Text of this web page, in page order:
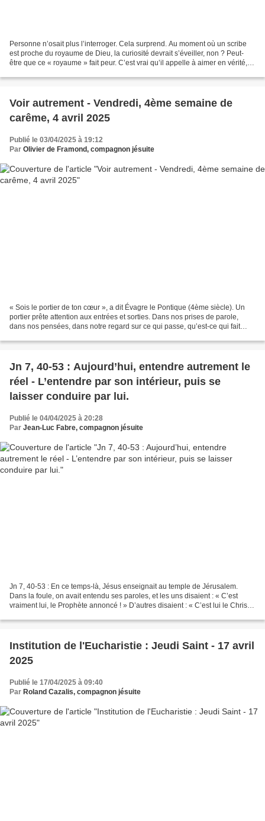
Personne n’osait plus l’interroger. Cela surprend. Au moment où un scribe
est proche du royaume de Dieu, la curiosité devrait s’éveiller, non ? Peut-
être que ce « royaume » fait peur. C’est vrai qu’il appelle à aimer en vérité, à
Voir autrement - Vendredi, 4ème semaine de
carême, 4 avril 2025
Publié le 03/04/2025 à 19:12
Par Olivier de Framond, compagnon jésuite
« Sois le portier de ton cœur », a dit Évagre le Pontique (4ème siècle). Un
portier prête attention aux entrées et sorties. Dans nos prises de parole,
dans nos pensées, dans notre regard sur ce qui passe, qu’est-ce qui fait
Jn 7, 40-53 : Aujourd’hui, entendre autrement le
réel - L’entendre par son intérieur, puis se
laisser conduire par lui.
Publié le 04/04/2025 à 20:28
Par Jean-Luc Fabre, compagnon jésuite
Jn 7, 40-53 : En ce temps-là, Jésus enseignait au temple de Jérusalem.
Dans la foule, on avait entendu ses paroles, et les uns disaient : « C’est
vraiment lui, le Prophète annoncé ! » D’autres disaient : « C’est lui le Christ !
Institution de l'Eucharistie : Jeudi Saint - 17 avril
2025
Publié le 17/04/2025 à 09:40
Par Roland Cazalis, compagnon jésuite